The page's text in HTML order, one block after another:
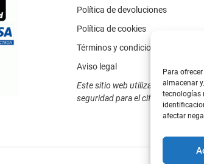
Para
almacenar
tecnologías
afectar
Política de devoluciones
Política de cookies
Términos y condiciones
Aviso legal
Este sitio web utiliza SSL / TLS
seguridad para el cifrado de datos.